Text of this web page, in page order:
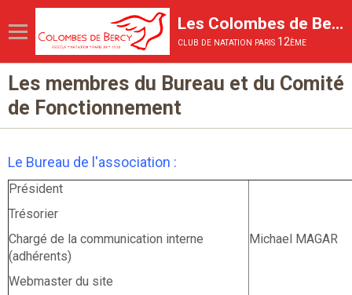
Les Colombes de Bercy
club de natation paris 12ème
Page d'accueil
Le Club
Inscriptions et tarifs
Les membres du Bureau et du Comité
de Fonctionnement
Le Bureau de l'association :
Président
Trésorier
Chargé de la communication interne
(adhérents)
Webmaster du site
Michael MAGAR